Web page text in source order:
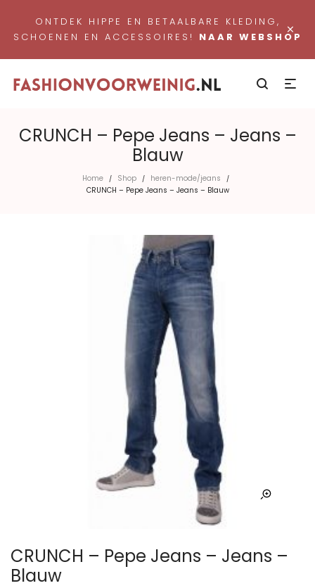
×
ONTDEK HIPPE EN BETAALBARE KLEDING,
SCHOENEN EN ACCESSOIRES! NAAR WEBSHOP
CRUNCH – Pepe Jeans – Jeans –
Blauw
Home / Shop / heren-mode/jeans /
CRUNCH – Pepe Jeans – Jeans – Blauw
CRUNCH – Pepe Jeans – Jeans –
Blauw